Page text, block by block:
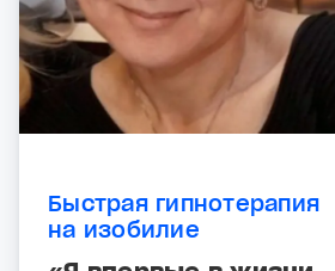
Быстрая гипнотерапия
на изобилие